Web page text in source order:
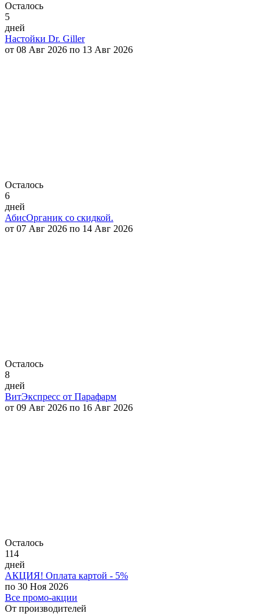
Осталось
5
дней
Настойки Dr. Giller
от 08 Авг 2026 по 13 Авг 2026
Осталось
6
дней
АбисОрганик со скидкой.
от 07 Авг 2026 по 14 Авг 2026
Осталось
8
дней
ВитЭкспресс от Парафарм
от 09 Авг 2026 по 16 Авг 2026
Осталось
114
дней
АКЦИЯ! Оплата картой - 5%
по 30 Ноя 2026
Все промо-акции
От производителей